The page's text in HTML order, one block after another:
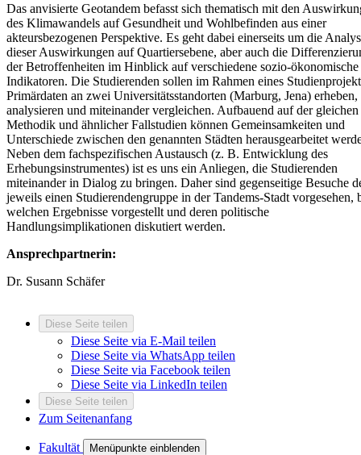
Das anvisierte Geotandem befasst sich thematisch mit den
des Klimawandels auf Gesundheit und Wohlbefinden aus einer
akteursbezogenen Perspektive. Es geht dabei einerseits um die
dieser Auswirkungen auf Quartiersebene, aber auch die
der Betroffenheiten im Hinblick auf verschiedene sozio-ökonomische
Indikatoren. Die Studierenden sollen im Rahmen eines
Primärdaten an zwei Universitätsstandorten (Marburg, Jena) erheben,
analysieren und miteinander vergleichen. Aufbauend auf der gleichen
Methodik und ähnlicher Fallstudien können Gemeinsamkeiten und
Unterschiede zwischen den genannten Städten herausgearbeitet
Neben dem fachspezifischen Austausch (z. B. Entwicklung des
Erhebungsinstrumentes) ist es uns ein Anliegen, die Studierenden
miteinander in Dialog zu bringen. Daher sind gegenseitige Besuche
jeweils einen Studierendengruppe in der Tandems-Stadt vorgesehen,
welchen Ergebnisse vorgestellt und deren politische
Handlungsimplikationen diskutiert werden.
Ansprechpartnerin:
Dr. Susann Schäfer
Diese Seite teilen
Diese Seite via E-Mail teilen
Diese Seite via WhatsApp teilen
Diese Seite via Facebook teilen
Diese Seite via LinkedIn teilen
Diese Seite teilen
Zum Seitenanfang
Fakultät Menüpunkte einblenden